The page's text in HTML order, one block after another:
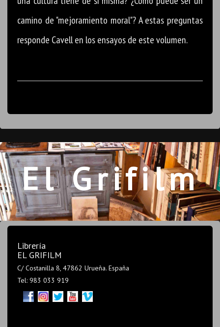
camino de "mejoramiento moral"? A estas preguntas
responde Cavell en los ensayos de este volumen.
El Grifilm
Librería
EL GRIFILM
C/ Costanilla 8, 47862 Urueña. España
Tel: 983 033 919